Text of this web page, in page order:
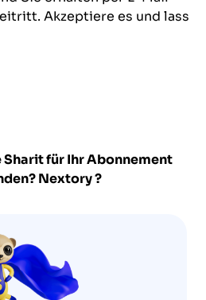
Akzeptiere es und lass
für Ihr Abonnement
Nextory?